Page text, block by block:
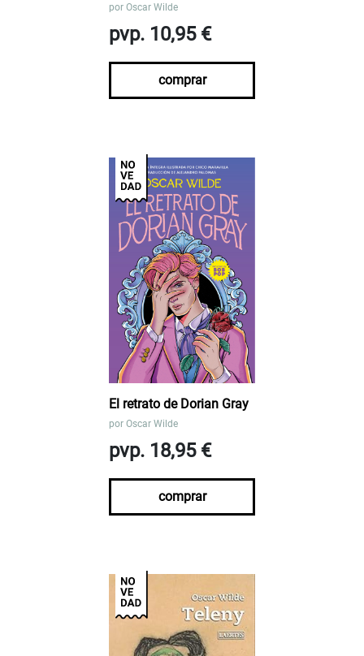
por Oscar Wilde
pvp. 10,95 €
comprar
El retrato de Dorian Gray
por Oscar Wilde
pvp. 18,95 €
comprar